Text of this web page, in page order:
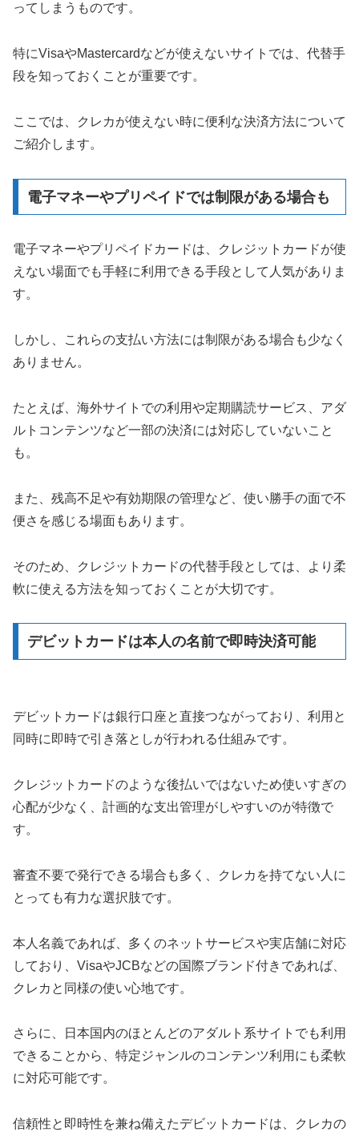
ってしまうものです。
特にVisaやMastercardなどが使えないサイトでは、代替手
段を知っておくことが重要です。
ここでは、クレカが使えない時に便利な決済方法について
ご紹介します。
電子マネーやプリペイドでは制限がある場合も
電子マネーやプリペイドカードは、クレジットカードが使
えない場面でも手軽に利用できる手段として人気がありま
す。
しかし、これらの支払い方法には制限がある場合も少なく
ありません。
たとえば、海外サイトでの利用や定期購読サービス、アダ
ルトコンテンツなど一部の決済には対応していないこと
も。
また、残高不足や有効期限の管理など、使い勝手の面で不
便さを感じる場面もあります。
そのため、クレジットカードの代替手段としては、より柔
軟に使える方法を知っておくことが大切です。
デビットカードは本人の名前で即時決済可能
デビットカードは銀行口座と直接つながっており、利用と
同時に即時で引き落としが行われる仕組みです。
クレジットカードのような後払いではないため使いすぎの
心配が少なく、計画的な支出管理がしやすいのが特徴で
す。
審査不要で発行できる場合も多く、クレカを持てない人に
とっても有力な選択肢です。
本人名義であれば、多くのネットサービスや実店舗に対応
しており、VisaやJCBなどの国際ブランド付きであれば、
クレカと同様の使い心地です。
さらに、日本国内のほとんどのアダルト系サイトでも利用
できることから、特定ジャンルのコンテンツ利用にも柔軟
に対応可能です。
信頼性と即時性を兼ね備えたデビットカードは、クレカの